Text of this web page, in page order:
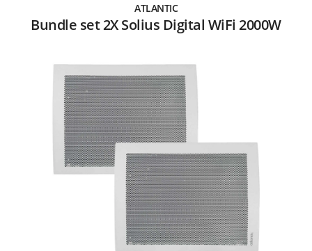
ATLANTIC
Bundle set 2X Solius Digital WiFi 2000W